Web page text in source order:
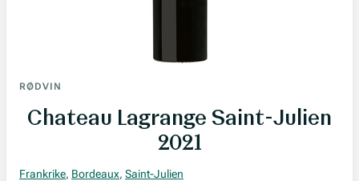
RØDVIN
Chateau Lagrange Saint-Julien
2021
Frankrike, Bordeaux, Saint-Julien